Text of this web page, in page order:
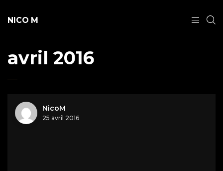
NICO M
avril 2016
NicoM
25 avril 2016